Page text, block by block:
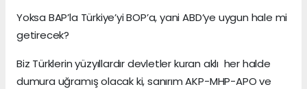
Yoksa BAP’la Türkiye’yi BOP’a, yani ABD’ye uygun hale mi
getirecek?
Biz Türklerin yüzyıllardır devletler kuran aklı her halde
dumura uğramış olacak ki, sanırım AKP-MHP-APO ve